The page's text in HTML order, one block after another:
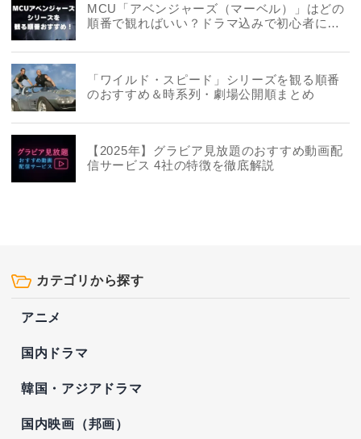
MCU「アベンジャーズ（マーベル）」はどの
順番で観ればいい？ドラマ込みで初心者にお
「ワイルド・スピード」シリーズを観る順番
のおすすめ＆時系列・劇場公開順まとめ
【2025年】グラビア見放題のおすすめ動画配
信サービス 4社の特徴を徹底解説
カテゴリから探す
アニメ
国内ドラマ
韓国・アジアドラマ
国内映画（邦画）